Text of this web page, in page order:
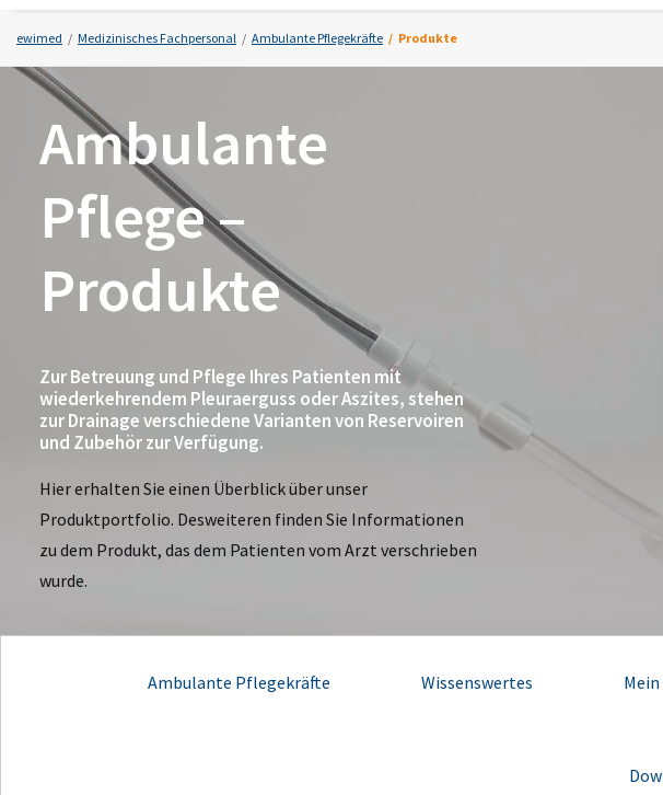
ewimed Medizinisches Fachpersonal Ambulante Pflegekräfte Produkte
Ambulante
Pflege –
Produkte
Zur Betreuung und Pflege Ihres Patienten mit
wiederkehrendem Pleuraerguss oder Aszites, stehen
zur Drainage verschiedene Varianten von Reservoiren
und Zubehör zur Verfügung.
Hier erhalten Sie einen Überblick über unser
Produktportfolio. Desweiteren finden Sie Informationen
zu dem Produkt, das dem Patienten vom Arzt verschrieben
wurde.
Ambulante Pflegekräfte Wissenswertes